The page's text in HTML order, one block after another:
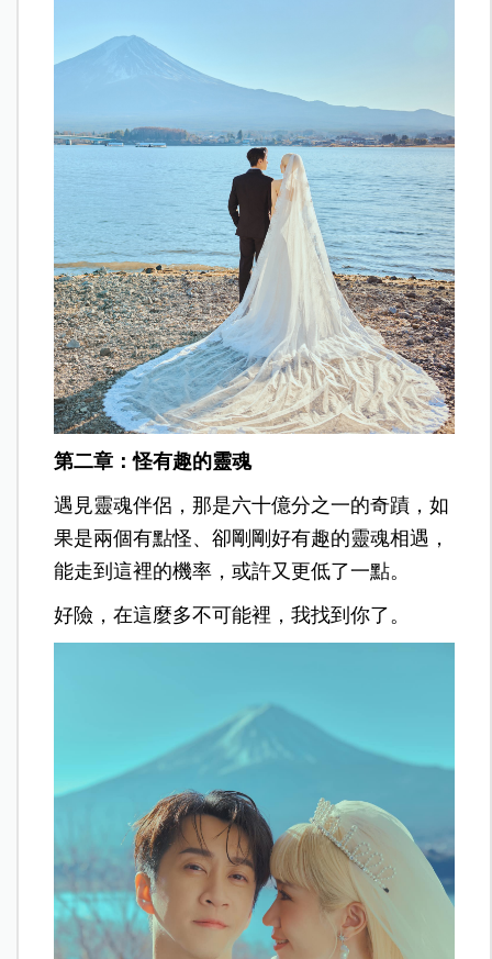
第二章：怪有趣的靈魂
遇見靈魂伴侶，那是六十億分之一的奇蹟，如
果是兩個有點怪、卻剛剛好有趣的靈魂相遇，
能走到這裡的機率，或許又更低了一點。
好險，在這麼多不可能裡，我找到你了。